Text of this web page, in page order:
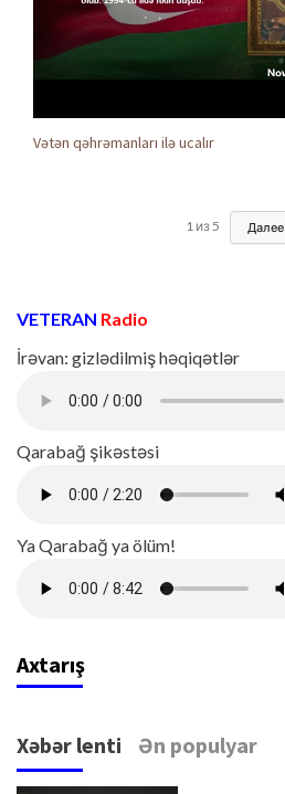
Vətən qəhrəmanları ilə ucalır
1 из 5 Далее
VETERAN Radio
İrəvan: gizlədilmiş həqiqətlər
Qarabağ şikəstəsi
Ya Qarabağ ya ölüm!
Axtarış
Xəbər lenti Ən populyar